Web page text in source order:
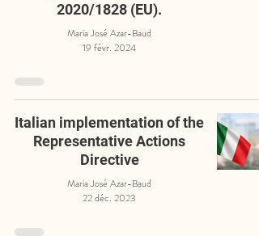
2020/1828 (EU).
Maria José Azar-Baud
19 févr. 2024
Italian implementation of the
Representative Actions
Directive
Maria José Azar-Baud
22 déc. 2023